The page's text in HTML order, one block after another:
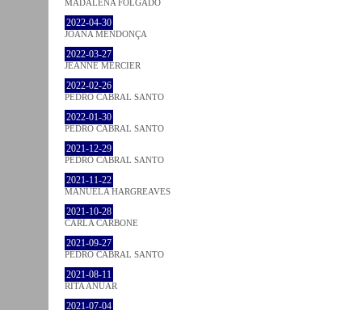
MADALENA FOLGADO
2022-04-30
JOANA MENDONÇA
2022-03-27
JEANNE MERCIER
2022-02-26
PEDRO CABRAL SANTO
2022-01-30
PEDRO CABRAL SANTO
2021-12-29
PEDRO CABRAL SANTO
2021-11-22
MANUELA HARGREAVES
2021-10-28
CARLA CARBONE
2021-09-27
PEDRO CABRAL SANTO
2021-08-11
RITA ANUAR
2021-07-04